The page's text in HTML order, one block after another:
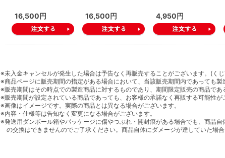
16,500円 16,500円 4,950円
※未入金キャンセルが発生した場合は予告なく再販売することがございます。(くじ
※商品ページに販売期間の指定がある場合において、当該販売期間内であっても製
※販売期間はその時点での製造商品に対するものであり、期間限定販売の商品であ
※販売期間が設定されている商品であっても、お客様の承諾なく再販する可能性が
※画像はイメージです。実際の商品とは異なる場合がございます。
※内容・仕様等は告知なく変更になる場合がございます。
※発送用ダンボール箱やパッケージに傷やつぶれ・開封痕がある場合でも、商品
の交換はできませんのでご了承ください。商品自体にダメージが達していた場